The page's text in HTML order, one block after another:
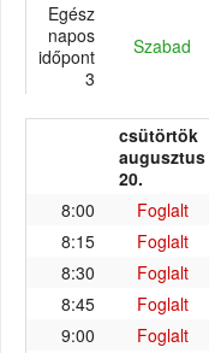
Egész
napos
időpont
3
Szabad
csütörtök
augusztus
20.
8:00
Foglalt
8:15
Foglalt
8:30
Foglalt
8:45
Foglalt
9:00
Foglalt